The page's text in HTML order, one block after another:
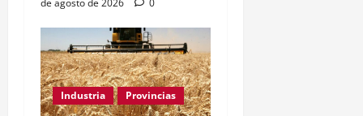
de agosto de 2026
0
Industria Provincias